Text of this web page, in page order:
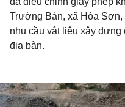
Trường Bản, xã Hòa
nhu cầu vật liệu xây dựng
địa bàn.